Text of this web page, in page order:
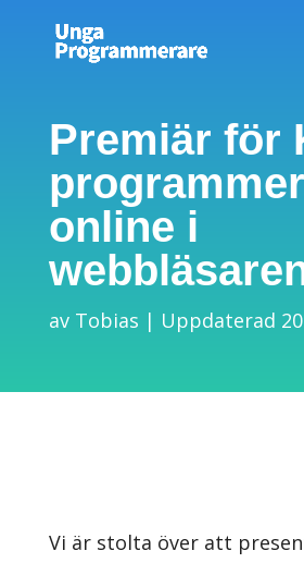
Premiär för
online i
av Tobias Uppdaterad
Vi är stolta över att